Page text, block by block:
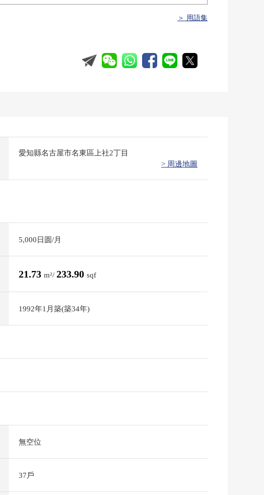
＞ 用語集
愛知縣名古屋市名東區上社2丁目
> 周邊地圖
5,000日圆/月
21.73 m²/ 233.90 sqf
1992年1月築(築34年)
無空位
37戶